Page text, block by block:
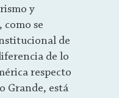
y
como se
de
de lo
respecto
Grande, está